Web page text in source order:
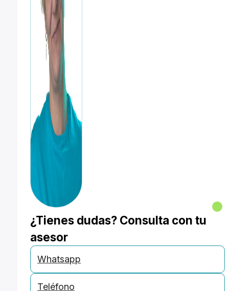
¿Tienes dudas? Consulta con tu
asesor
Whatsapp
Teléfono